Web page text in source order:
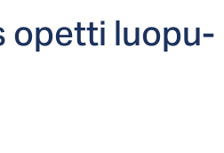
opet­ti luo­pu­